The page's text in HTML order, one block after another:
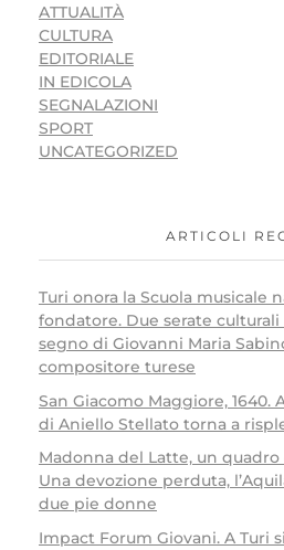
ATTUALITÀ
CULTURA
EDITORIALE
IN EDICOLA
SEGNALAZIONI
SPORT
UNCATEGORIZED
ARTICOLI
Turi onora la Scuola musicale
fondatore. Due serate
segno di Giovanni Maria
compositore turese
San Giacomo Maggiore, 1640.
di Aniello Stellato torna a
Madonna del Latte, un quadro
Una devozione perduta,
due pie donne
Impact Forum Giovani. A Turi